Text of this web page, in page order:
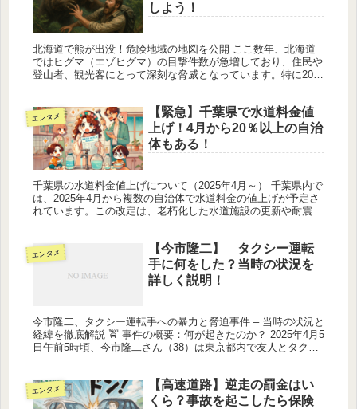
しよう！
北海道で熊が出没！危険地域の地図を公開 ここ数年、北海道
ではヒグマ（エゾヒグマ）の目撃件数が急増しており、住民や
登山者、観光客にとって深刻な脅威となっています。特に2025
エンタメ
【緊急】千葉県で水道料金値
上げ！4月から20％以上の自治
体もある！
千葉県の水道料金値上げについて（2025年4月～） 千葉県内で
は、2025年4月から複数の自治体で水道料金の値上げが予定さ
れています。この改定は、老朽化した水道施設の更新や耐震
エンタメ
【今市隆二】 タクシー運転
手に何をした？当時の状況を
詳しく説明！
今市隆二、タクシー運転手への暴力と脅迫事件 – 当時の状況と
経緯を徹底解説 🚖 事件の概要：何が起きたのか？ 2025年4月5
日午前5時頃、今市隆二さん（38）は東京都内で友人とタクシ
エンタメ
【高速道路】逆走の罰金はい
くら？事故を起こしたら保険